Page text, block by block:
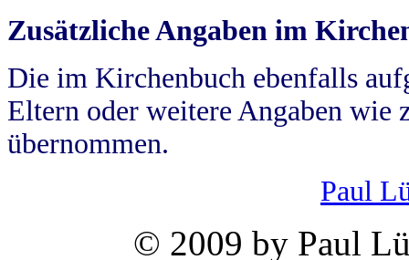
Zusätzliche Angaben im
Die im Kirchenbuch ebenfalls
Eltern oder weitere Angaben wie
übernommen.
Paul
© 2009 by Paul